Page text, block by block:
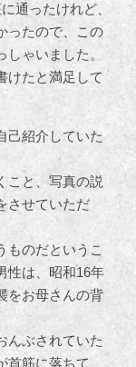
通ったけれど、
ったので、この
ゃいました。
けたと満足して
己紹介していた
こと、写真の説
させていただ
ものだというこ
性は、昭和16年
をお母さんの背
んぶされていた
首筋に落ちて